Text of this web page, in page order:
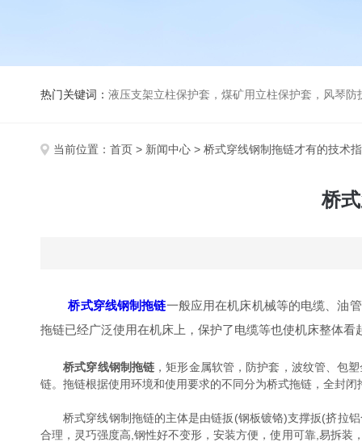
热门关键词： 液压支架立柱保护套，煤矿用立柱保护套，风琴
当前位置： 首页 > 新闻中心 > 桥式穿线钢制拖链才有的技术
桥
桥式穿线钢制拖链一般应用在机床机械等的电缆、油
拖链已经广泛使用在机床上，保护了电缆等也使机床整体看
桥式穿线钢制拖链 ，矩形金属软管，防护套，波纹管、包
链。拖链根据使用环境和使用要求的不同分为桥式拖链，全封
桥式穿线钢制拖链的主体是由链扳(钢板镀铬)支撑扳(挤拉铝
合理，灵巧强度高,钢性好不变形，安装方便，使用可靠,易拆装